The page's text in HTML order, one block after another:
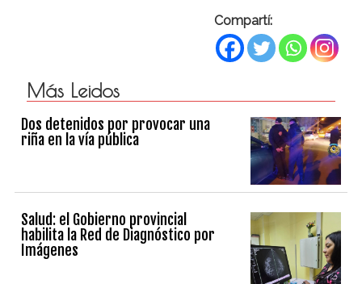
Compartí:
Más Leidos
Dos detenidos por provocar una
riña en la vía pública
Salud: el Gobierno provincial
habilita la Red de Diagnóstico por
Imágenes